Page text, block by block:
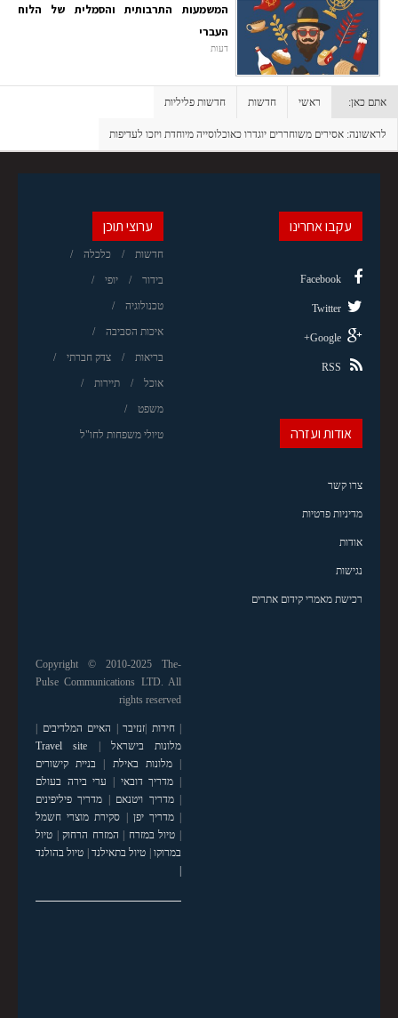
המשמעות התרבותית והסמלית של הלוח
העברי
דעות
אתם כאן: ראשי חדשות חדשות פליליות
לראשונה: אסירים משוחררים יוגדרו כאוכלוסייה מיוחדת ויזכו לעדיפות
ערוצי תוכן
חדשות כלכלה
בידור יופי
טכנולוגיה
איכות הסביבה
בריאות צדק חברתי
אוכל תיירות
משפט
טיולי משפחות לחו"ל
עקבו אחרינו
Facebook
Twitter
Google+
RSS
אודות ועזרה
צרו קשר
מדיניות פרטיות
אודות
נגישות
רכישת מאמרי קידום אתרים
Copyright © 2010-2025 The-
Pulse Communications LTD. All
rights reserved
|חידות |זנזיבר | האיים המלדיבים |
מלונות בישראל |
Travel site
|מלונות באילת | בניית קישורים
| מדריך דובאי | ערי בירה בעולם
|מדריך ויטנאם | מדריך פיליפינים
|מדריך יפן | סקירת מוצרי חשמל
| טיול במזרח | המזרח הרחוק| טיול
במרוקו| טיול בתאילנד| טיול בהולנד
|